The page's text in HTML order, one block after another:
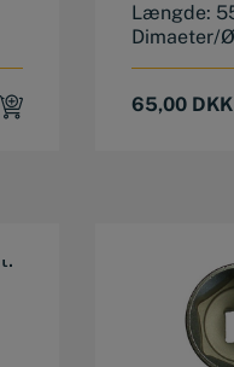
Længde:
Dimaeter/
65,00 DKK